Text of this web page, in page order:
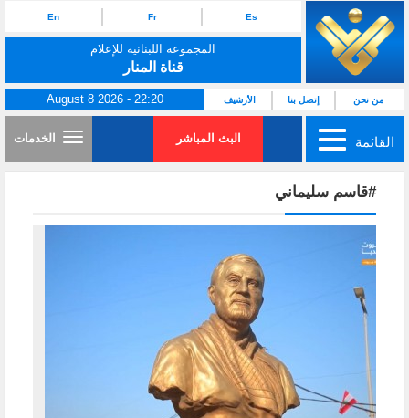
Es
Fr
En
المجموعة اللبنانية للإعلام
قناة المنار
من نحن إتصل بنا الأرشيف August 8 2026 - 22:20
القائمة البث المباشر الخدمات
#قاسم سليماني